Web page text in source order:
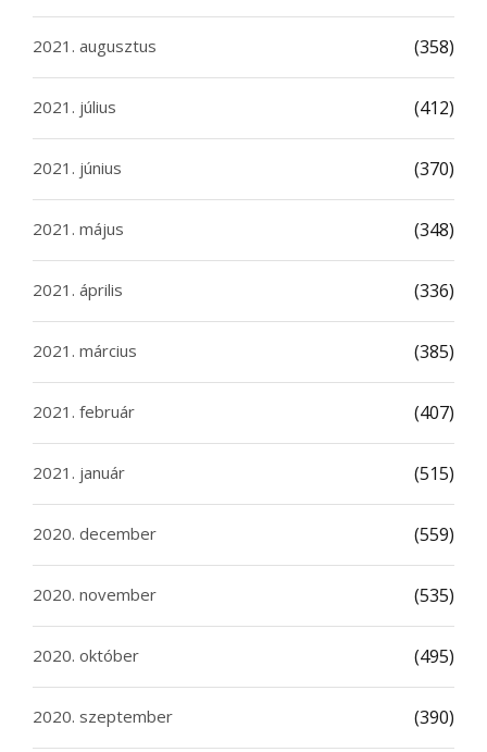
2021. augusztus (358)
2021. július (412)
2021. június (370)
2021. május (348)
2021. április (336)
2021. március (385)
2021. február (407)
2021. január (515)
2020. december (559)
2020. november (535)
2020. október (495)
2020. szeptember (390)